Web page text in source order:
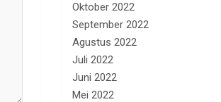
Oktober 2022
September 2022
Agustus 2022
Juli 2022
Juni 2022
Mei 2022